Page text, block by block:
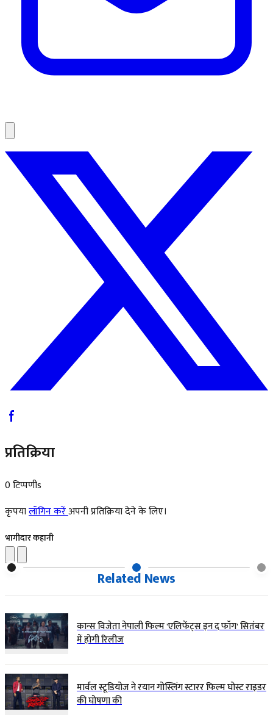
प्रतिक्रिया
0 टिप्पणीs
कृपयालॉगिन करेंअपनी प्रतिक्रिया देने के लिए।
भागीदार कहानी
Related News
कान्स विजेता नेपाली फिल्म 'एलिफेंट्स इन द फॉग' सितंबर
में होगी रिलीज
मार्वल स्टूडियोज ने रयान गोस्लिंग स्टारर फिल्म घोस्ट राइडर
की घोषणा की